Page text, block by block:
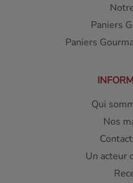
Paniers
Paniers
Qui
Nos
Un acteur